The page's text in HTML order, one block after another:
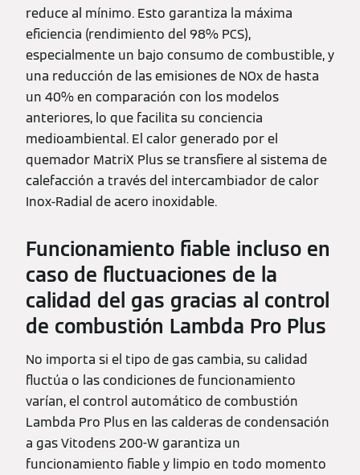
reduce al mínimo. Esto garantiza la máxima
eficiencia (rendimiento del 98% PCS),
especialmente un bajo consumo de combustible, y
una reducción de las emisiones de NOx de hasta
un 40% en comparación con los modelos
anteriores, lo que facilita su conciencia
medioambiental. El calor generado por el
quemador MatriX Plus se transfiere al sistema de
calefacción a través del intercambiador de calor
Inox-Radial de acero inoxidable.
Funcionamiento fiable incluso en
caso de fluctuaciones de la
calidad del gas gracias al control
de combustión Lambda Pro Plus
No importa si el tipo de gas cambia, su calidad
fluctúa o las condiciones de funcionamiento
varían, el control automático de combustión
Lambda Pro Plus en las calderas de condensación
a gas Vitodens 200-W garantiza un
funcionamiento fiable y limpio en todo momento